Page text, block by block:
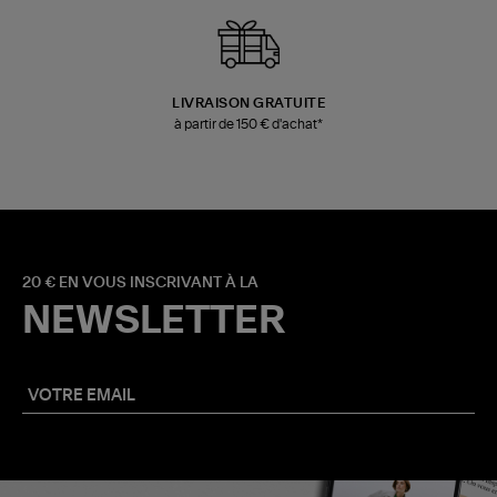
LIVRAISON GRATUITE
à partir de 150 € d'achat*
20 € EN VOUS INSCRIVANT À LA
NEWSLETTER